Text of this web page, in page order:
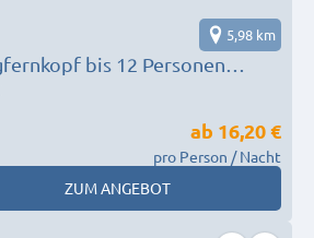
bis 12 Personen
5,98 km
ab 16,20 €
pro Person / Nacht
ZUM ANGEBOT